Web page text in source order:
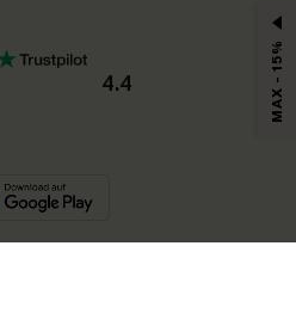
4.4 MAX - 15%